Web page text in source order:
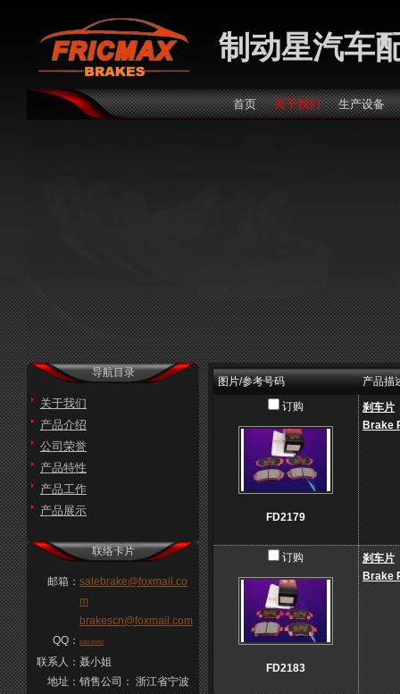
制动星汽车
首页 关于我们 生产设备
图片/参考号码
产品描
订购
FD2179
刹车片
Brake
订购
FD2183
刹车片
Brake
导航目录
关于我们
产品介绍
公司荣誉
产品特性
产品工作
产品展示
联络卡片
邮箱： salebrake@foxmail.co
m
brakescn@foxmail.com
QQ：
838145992
联系人： 聂小姐
地址： 销售公司： 浙江省宁波